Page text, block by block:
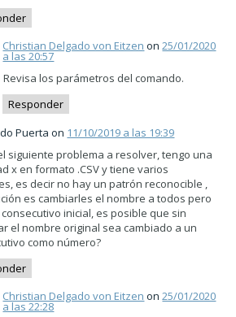
Christian Delgado von Eitzen on25/01/2020
a las 20:57
Revisa los parámetros del comando.
Responder
Puerta on 11/10/2019 a las 19:39
siguiente problema a resolver, tengo una
x en formato .CSV y tiene varios
es decir no hay un patrón reconocible ,
es cambiarles el nombre a todos pero
inicial, es posible que sin
el nombre original sea cambiado a un
como número?
Christian Delgado von Eitzen on25/01/2020
a las 22:28